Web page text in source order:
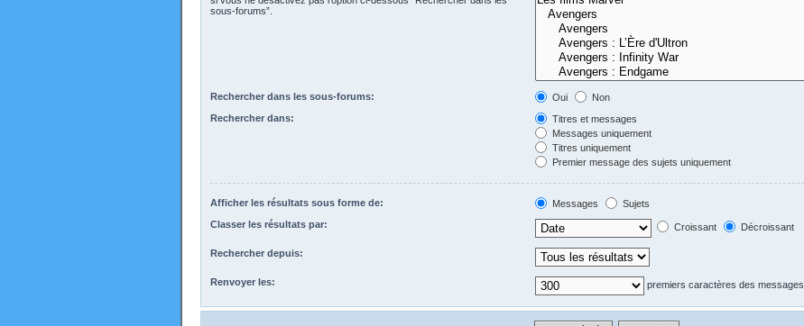
sous-forums”.
Rechercher dans les sous-forums: Oui
Non
Rechercher dans:
Titres et messages
Messages uniquement
Titres uniquement
Premier message des sujets uniquement
Afficher les résultats sous forme de: Messages
Sujets
Classer les résultats par:
Croissant Décroissant
Rechercher depuis:
Renvoyer les: premiers caractères des messages